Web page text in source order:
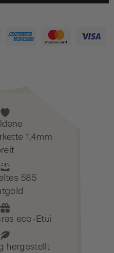
1,4mm
585
eco-Etui
hergestellt